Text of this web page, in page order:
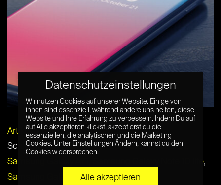
Die besten Smartphones unter 100 Euro –
eine Übersicht
Artikel per E-Mail verschicken
Schlagwörter:Samsung ,Samsung Galaxy A51
Samsung Galaxy A71
Samsung Galaxy Note 10 lite,
Samsung Galaxy S10 lite
Datenschutzeinstellungen
Wir nutzen Cookies auf unserer Website. Einige von
ihnen sind essenziell, während andere uns helfen, diese
Website und Ihre Erfahrung zu verbessern. Indem Du auf
auf Alle akzeptieren klickst, akzeptierst du die
essenziellen, die analytischen und die Marketing-
Cookies. Unter Einstellungen Ändern, kannst du den
Cookies widersprechen.
Alle akzeptieren